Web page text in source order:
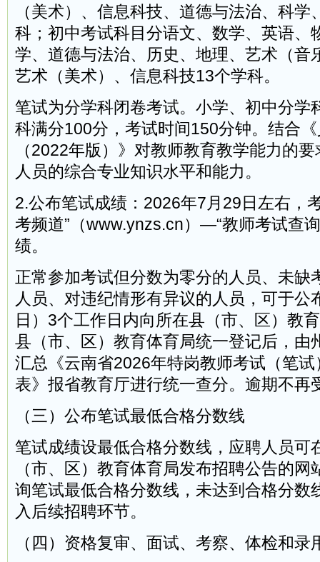
（美术）、信息科技、道德与法治、科学
科；初中考试科目分语文、数学、英语、
学、道德与法治、历史、地理、艺术（音
艺术（美术）、信息科技13个学科。
笔试为分学科闭卷考试。小学、初中分学
科满分100分，考试时间150分钟。结合
（2022年版）》对教师教育教学能力的
人员的综合专业知识水平和能力。
2.公布笔试成绩：2026年7月29日左右，
考频道”（www.ynzs.cn）—“教师考试查
绩。
正常参加考试但分数为零分的人员、未缺
人员、对违纪情形有异议的人员，可于公
日）3个工作日内向所在县（市、区）教
县（市、区）教育体育局统一登记后，由
汇总《云南省2026年特岗教师考试（笔
表》报省教育厅进行统一查分。逾期不再
（三）公布笔试最低合格分数线
笔试成绩设最低合格分数线，应聘人员可
（市、区）教育体育局发布招聘公告的
询笔试最低合格分数线，未达到合格分数
入后续招聘环节。
（四）资格复审、面试、考察、体检和录